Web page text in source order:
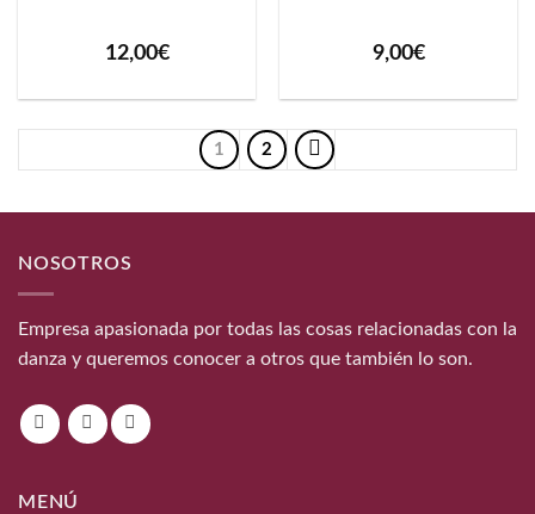
12,00€ 9,00€
1 2
NOSOTROS
Empresa apasionada por todas las cosas relacionadas con la
danza y queremos conocer a otros que también lo son.
MENÚ